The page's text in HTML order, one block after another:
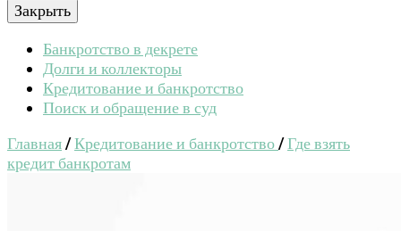
Закрыть
Банкротство в декрете
Долги и коллекторы
Кредитование и банкротство
Поиск и обращение в суд
Главная/Кредитование и банкротство/Где взять
кредит банкротам